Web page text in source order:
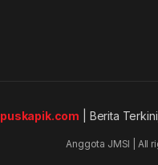
puskapik.com | Berita
Anggota JMSI | All